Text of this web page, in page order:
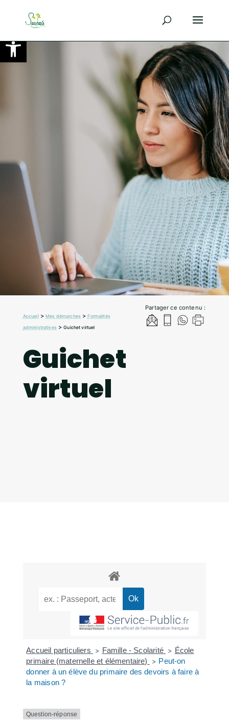
Ouvrir la barre d’outils
Partager ce contenu :
Accueil>Mes démarches >Formalités
administratives>Guichet virtuel
Guichet
virtuel
Accueil particuliers > Famille - Scolarité > École
primaire (maternelle et élémentaire)
> Peut-on
donner à un élève du primaire des devoirs à faire à
la maison ?
Question-réponse